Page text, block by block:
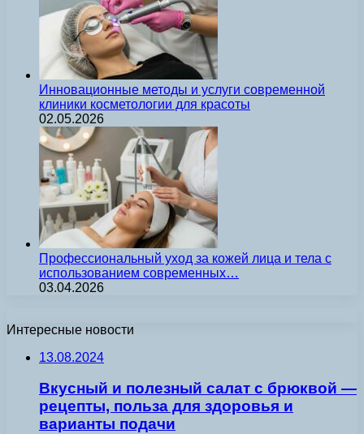
Инновационные методы и услуги современной
клиники косметологии для красоты
02.05.2026
Профессиональный уход за кожей лица и тела с
использованием современных…
03.04.2026
Интересные новости
13.08.2024
Вкусный и полезный салат с брюквой —
рецепты, польза для здоровья и
варианты подачи